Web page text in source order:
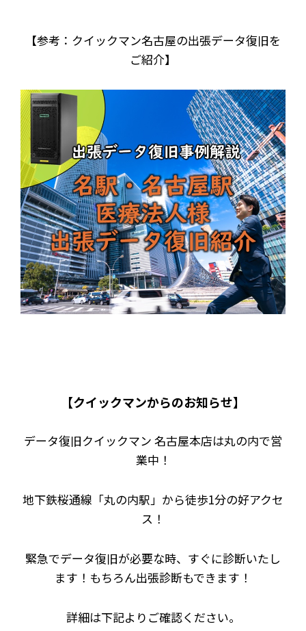
【参考：クイックマン名古屋の出張データ復旧を
ご紹介】
【クイックマンからのお知らせ】
データ復旧クイックマン 名古屋本店は丸の内で営
業中！
地下鉄桜通線「丸の内駅」から徒歩1分の好アクセ
ス！
緊急でデータ復旧が必要な時、すぐに診断いたし
ます！もちろん出張診断もできます！
詳細は下記よりご確認ください。